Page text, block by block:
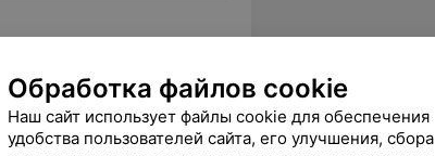
Обработка файлов cookie
Наш сайт использует файлы cookie для обеспечения
удобства пользователей сайта, его улучшения, сбора